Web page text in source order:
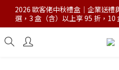
2026 歐客佬中秋禮盒｜企業送禮
選，3 盒（含）以上享 95 折，